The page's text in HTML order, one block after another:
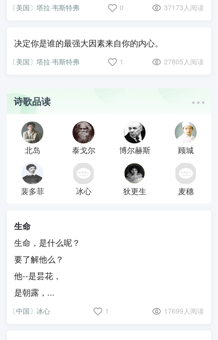
〔美国〕塔拉·韦斯特弗 0 37173人阅读
决定你是谁的最强大因素来自你的内心。
〔美国〕塔拉·韦斯特弗 1 27805人阅读
诗歌品读
北岛 泰戈尔 博尔赫斯 顾城
裴多菲 冰心 狄更生 麦穗
生命
生命，是什么呢？
要了解他么？
他--是昙花，
是朝露，...
〔中国〕冰心 1 17699人阅读